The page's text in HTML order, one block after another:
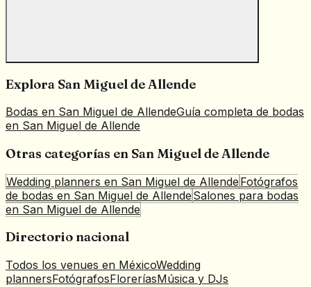
Explora San Miguel de Allende
Bodas en San Miguel de AllendeGuía completa de bodas
en San Miguel de Allende
Otras categorías en San Miguel de Allende
Wedding planners en San Miguel de Allende Fotógrafos
de bodas en San Miguel de Allende Salones para bodas
en San Miguel de Allende
Directorio nacional
Todos los venues en MéxicoWedding
plannersFotógrafosFloreríasMúsica y DJs